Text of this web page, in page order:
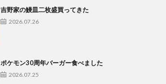
吉野家の鰻皿二枚盛買ってきた
2026.07.26
ポケモン30周年バーガー食べました
2026.07.25